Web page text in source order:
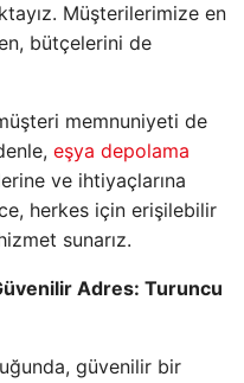
Müşterilerimize en
bütçelerini de
memnuniyeti de
eşya depolama
ve ihtiyaçlarına
herkes için erişilebilir
sunarız.
Adres: Turuncu
güvenilir bir